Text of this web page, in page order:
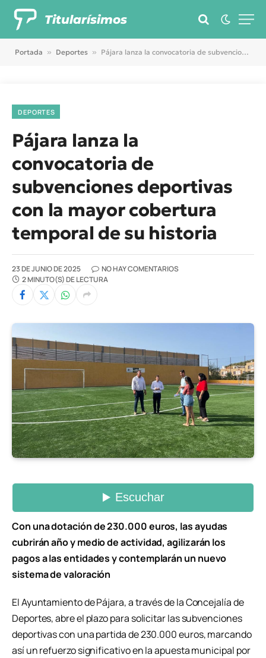
Titularísimos
Portada » Deportes » Pájara lanza la convocatoria de subvenciones deportivas con la mayor cobertura temporal de su historia
DEPORTES
Pájara lanza la
convocatoria de
subvenciones deportivas
con la mayor cobertura
temporal de su historia
23 DE JUNIO DE 2025
NO HAY COMENTARIOS
2 MINUTO(S) DE LECTURA
Con una dotación de 230.000 euros, las ayudas
cubrirán año y medio de actividad, agilizarán los
pagos a las entidades y contemplarán un nuevo
sistema de valoración
El Ayuntamiento de Pájara, a través de la Concejalía de
Deportes, abre el plazo para solicitar las subvenciones
deportivas con una partida de 230.000 euros, marcando
así un refuerzo significativo en la apuesta municipal por